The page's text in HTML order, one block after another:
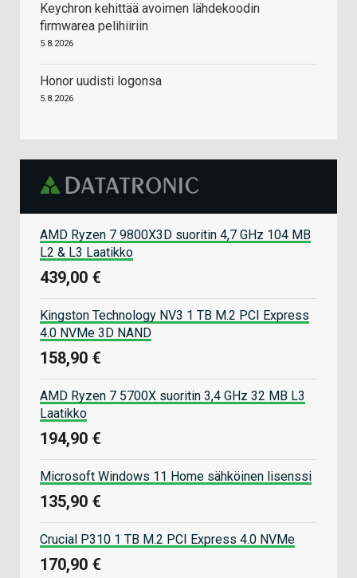
Keychron kehittää avoimen lähdekoodin
firmwarea pelihiiriin
5.8.2026
Honor uudisti logonsa
5.8.2026
AMD Ryzen 7 9800X3D suoritin 4,7 GHz 104 MB
L2 & L3 Laatikko
439,00 €
Kingston Technology NV3 1 TB M.2 PCI Express
4.0 NVMe 3D NAND
158,90 €
AMD Ryzen 7 5700X suoritin 3,4 GHz 32 MB L3
Laatikko
194,90 €
Microsoft Windows 11 Home sähköinen lisenssi
135,90 €
Crucial P310 1 TB M.2 PCI Express 4.0 NVMe
170,90 €